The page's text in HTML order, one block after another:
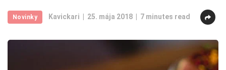
Novinky Kavickari 25. mája 2018 7 minutes read